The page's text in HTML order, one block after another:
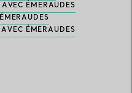
AVEC ÉMERAUDES
ÉMERAUDES